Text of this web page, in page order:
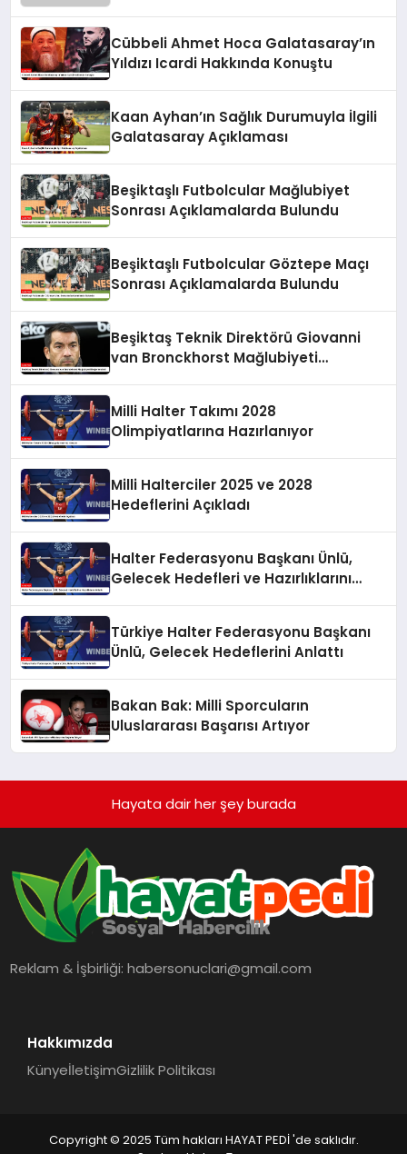
Cübbeli Ahmet Hoca Galatasaray’ın
Yıldızı Icardi Hakkında Konuştu
Kaan Ayhan’ın Sağlık Durumuyla İlgili
Galatasaray Açıklaması
Beşiktaşlı Futbolcular Mağlubiyet
Sonrası Açıklamalarda Bulundu
Beşiktaşlı Futbolcular Göztepe Maçı
Sonrası Açıklamalarda Bulundu
Beşiktaş Teknik Direktörü Giovanni
van Bronckhorst Mağlubiyeti
Milli Halter Takımı 2028
Olimpiyatlarına Hazırlanıyor
Milli Halterciler 2025 ve 2028
Hedeflerini Açıkladı
Halter Federasyonu Başkanı Ünlü,
Gelecek Hedefleri ve Hazırlıklarını
Türkiye Halter Federasyonu Başkanı
Ünlü, Gelecek Hedeflerini Anlattı
Bakan Bak: Milli Sporcuların
Uluslararası Başarısı Artıyor
Hayata dair her şey burada
Reklam & İşbirliği:habersonuclari@gmail.com
Hakkımızda
KünyeİletişimGizlilik Politikası
Copyright © 2025 Tüm hakları HAYAT PEDİ 'de saklıdır.